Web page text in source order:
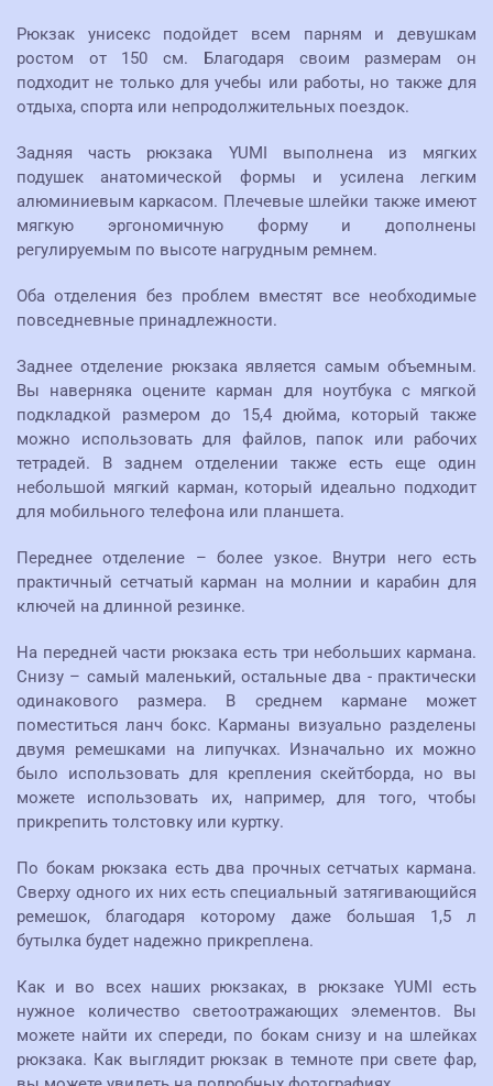
Рюкзак унисекс подойдет всем парням и девушкам
ростом от 150 см. Благодаря своим размерам он
подходит не только для учебы или работы, но также для
отдыха, спорта или непродолжительных поездок.
Задняя часть рюкзака YUMI выполнена из мягких
подушек анатомической формы и усилена легким
алюминиевым каркасом. Плечевые шлейки также имеют
мягкую эргономичную форму и дополнены
регулируемым по высоте нагрудным ремнем.
Оба отделения без проблем вместят все необходимые
повседневные принадлежности.
Заднее отделение рюкзака является самым объемным.
Вы наверняка оцените карман для ноутбука с мягкой
подкладкой размером до 15,4 дюйма, который также
можно использовать для файлов, папок или рабочих
тетрадей. В заднем отделении также есть еще один
небольшой мягкий карман, который идеально подходит
для мобильного телефона или планшета.
Переднее отделение – более узкое. Внутри него есть
практичный сетчатый карман на молнии и карабин для
ключей на длинной резинке.
На передней части рюкзака есть три небольших кармана.
Снизу – самый маленький, остальные два - практически
одинакового размера. В среднем кармане может
поместиться ланч бокс. Карманы визуально разделены
двумя ремешками на липучках. Изначально их можно
было использовать для крепления скейтборда, но вы
можете использовать их, например, для того, чтобы
прикрепить толстовку или куртку.
По бокам рюкзака есть два прочных сетчатых кармана.
Сверху одного их них есть специальный затягивающийся
ремешок, благодаря которому даже большая 1,5 л
бутылка будет надежно прикреплена.
Как и во всех наших рюкзаках, в рюкзаке YUMI есть
нужное количество светоотражающих элементов. Вы
можете найти их спереди, по бокам снизу и на шлейках
рюкзака. Как выглядит рюкзак в темноте при свете фар,